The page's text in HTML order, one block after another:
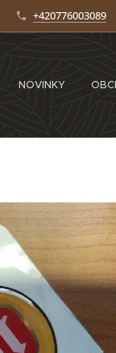
+420776003089
NOVINKY